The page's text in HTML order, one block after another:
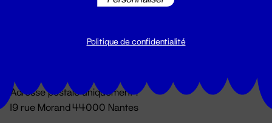
Du lundi au vendredi 14h → 18h
Adresse postale uniquement :
19 rue Morand 44000 Nantes
Politique de confidentialité